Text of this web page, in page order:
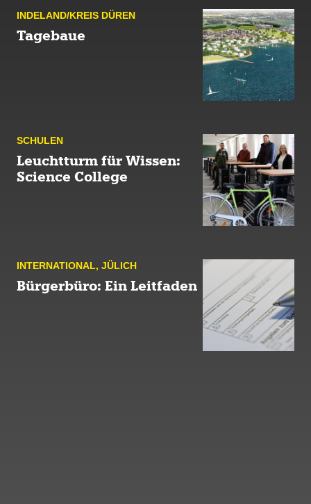
INDE­LAND/KREIS DÜREN
Tagebaue
SCHULEN
Leuchtturm für Wissen:
Science College
INTERNATIONAL, JÜLICH
Bürgerbüro: Ein Leitfaden